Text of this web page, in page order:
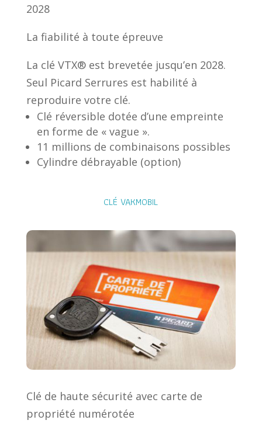
2028
La fiabilité à toute épreuve
La clé VTX® est brevetée jusqu’en 2028.
Seul Picard Serrures est habilité à
reproduire votre clé.
Clé réversible dotée d’une empreinte
en forme de « vague ».
11 millions de combinaisons possibles
Cylindre débrayable (option)
CLÉ VAKMOBIL
Clé de haute sécurité avec carte de
propriété numérotée